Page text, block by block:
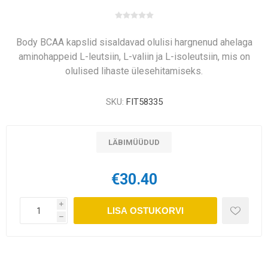
Body BCAA kapslid sisaldavad olulisi hargnenud ahelaga
aminohappeid L-leutsiin, L-valiin ja L-isoleutsiin, mis on
olulised lihaste ülesehitamiseks.
SKU: FIT58335
LÄBIMÜÜDUD
€30.40
i
h
LISA OSTUKORVI